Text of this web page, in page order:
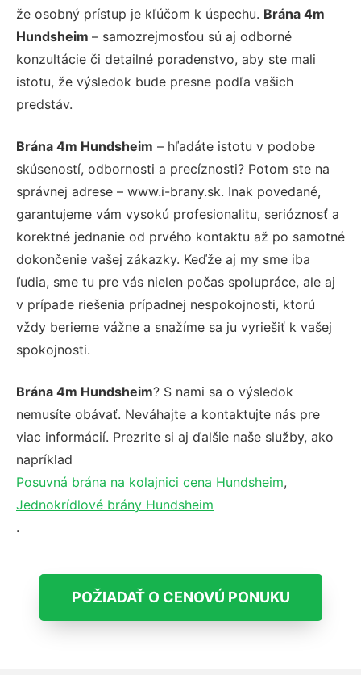
že osobný prístup je kľúčom k úspechu. Brána 4m
Hundsheim – samozrejmosťou sú aj odborné
konzultácie či detailné poradenstvo, aby ste mali
istotu, že výsledok bude presne podľa vašich
predstáv.
Brána 4m Hundsheim – hľadáte istotu v podobe
skúseností, odbornosti a precíznosti? Potom ste na
správnej adrese – www.i-brany.sk. Inak povedané,
garantujeme vám vysokú profesionalitu, serióznosť a
korektné jednanie od prvého kontaktu až po samotné
dokončenie vašej zákazky. Keďže aj my sme iba
ľudia, sme tu pre vás nielen počas spolupráce, ale aj
v prípade riešenia prípadnej nespokojnosti, ktorú
vždy berieme vážne a snažíme sa ju vyriešiť k vašej
spokojnosti.
Brána 4m Hundsheim? S nami sa o výsledok
nemusíte obávať. Neváhajte a kontaktujte nás pre
viac informácií. Prezrite si aj ďalšie naše služby, ako
napríklad
Posuvná brána na kolajnici cena Hundsheim,
Jednokrídlové brány Hundsheim
.
POŽIADAŤ O CENOVÚ PONUKU